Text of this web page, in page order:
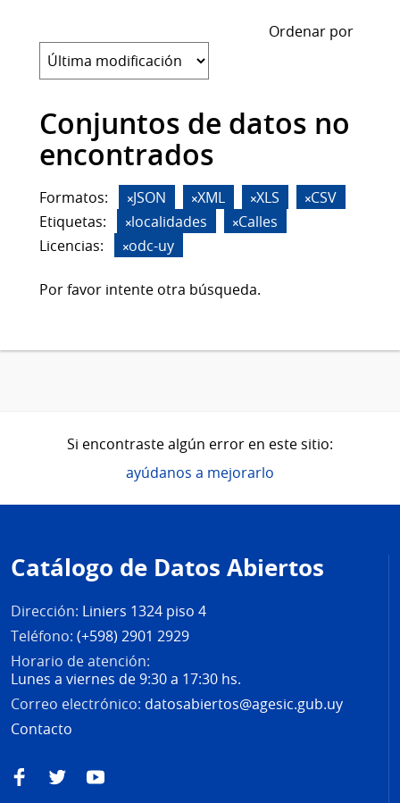
Ordenar por
Conjuntos de datos no
encontrados
Formatos: JSON XML XLS
CSV
Etiquetas:
localidades
Calles
Licencias:
odc-uy
Por favor intente otra búsqueda.
Si encontraste algún error en este sitio:
ayúdanos a mejorarlo
de
página
Catálogo de Datos Abiertos
Dirección: Liniers 1324 piso 4
Teléfono: (+598) 2901 2929
Horario de atención:
Lunes a viernes de 9:30 a 17:30 hs.
Correo electrónico: datosabiertos@agesic.gub.uy
Contacto
FacebookTwitterYouTube